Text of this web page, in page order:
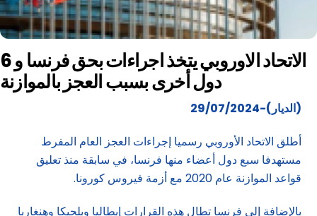
الاتحاد الاوروبي يتخذ اجراءات بحق فرنسا و 6
دول أخرى بسبب العجز بالموازنة
(الديار)-29/07/2024
أطلق الاتحاد الأوروبي رسميا إجراءات العجز العام المفرط
مستهدفا سبع دول أعضاء منها فرنسا، في سابقة منذ تعليق
قواعد الموازنة عام 2020 مع أزمة فيروس كورونا.
بالإضافة إلى فرنسا تطال هذه القرارات إيطاليا وبلجيكا وهنغاريا